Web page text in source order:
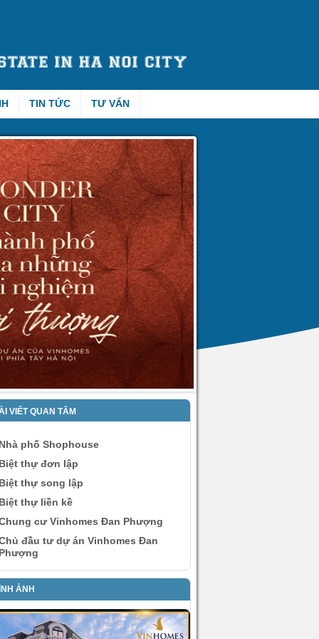
TIN TỨC TƯ VẤN
VIẾT QUAN TÂM
phố Shophouse
thự đơn lập
thự song lập
thự liền kề
cư Vinhomes Đan Phượng
đầu tư dự án Vinhomes Đan
ẢNH